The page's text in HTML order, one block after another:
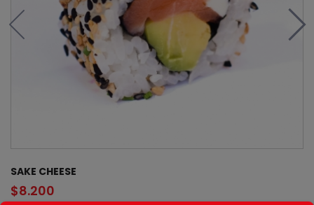
SAKE CHEESE
$8.200